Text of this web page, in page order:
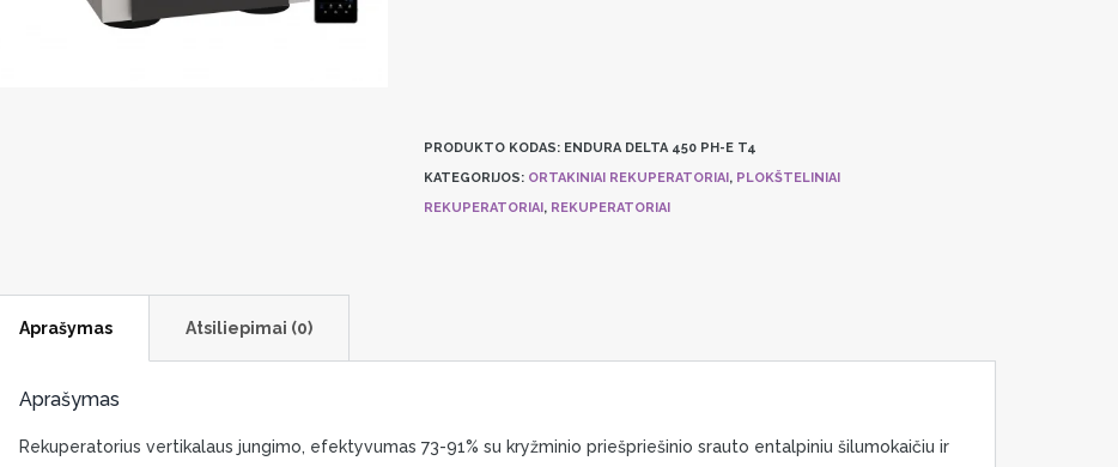
PRODUKTO KODAS: ENDURA DELTA 450 PH-E T4
KATEGORIJOS: ORTAKINIAI REKUPERATORIAI, PLOKŠTELINIAI
REKUPERATORIAI, REKUPERATORIAI
Aprašymas Atsiliepimai (0)
Aprašymas
Rekuperatorius vertikalaus jungimo, efektyvumas 73-91% su kryžminio priešpriešinio srauto entalpiniu šilumokaičiu ir